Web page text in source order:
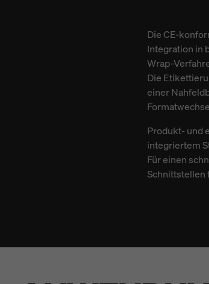
Die CE-
Integration in
Wrap-
Die
einer
Produkt- und
integriertem
Für einen
Schnittstellen